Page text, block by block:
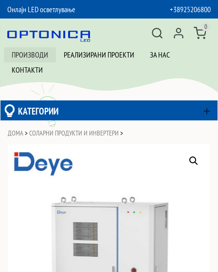
Онлајн LED осветлување
+38925206800
ПРОИЗВОДИ РЕАЛИЗИРАНИ ПРОЕКТИ
ЗА НАС
КОНТАКТИ
0
КАТЕГОРИИ
ДОМА >СОЛАРНИ ПРОДУКТИ И ИНВЕРТЕРИ >